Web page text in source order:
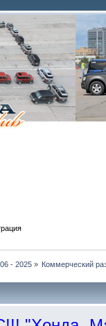
- 2025» Коммерческий